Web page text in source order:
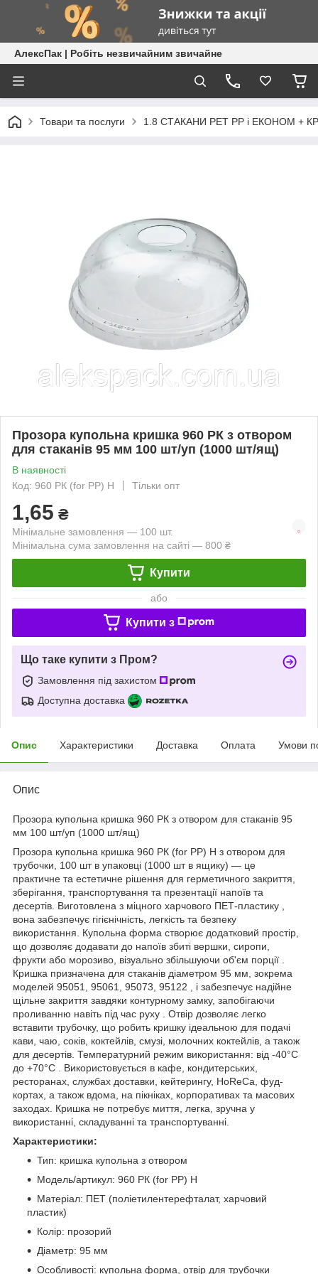
АлексПак | Робіть незвичайним звичайне
Товари та послуги 1.8 СТАКАНИ РЕТ РР і ЕКОНОМ +
Прозора купольна кришка 960 РК з отвором
для стаканів 95 мм 100 шт/уп (1000 шт/ящ)
В наявності
Код: 960 РК (for PP) Н
Тільки опт
1,65 ₴
Мінімальне замовлення — 100 шт.
Мінімальна сума замовлення на сайті — 800 ₴
Купити
або
Купити з
Що таке купити з Пром?
Замовлення під захистом
Доступна доставка
Опис Характеристики Доставка Оплата Умови
Опис
Прозора купольна кришка 960 РК з отвором для стаканів 95
мм 100 шт/уп (1000 шт/ящ)
Прозора купольна кришка 960 РК (for PP) Н з отвором для
трубочки, 100 шт в упаковці (1000 шт в ящику) — це
практичне та естетичне рішення для герметичного закриття,
зберігання, транспортування та презентації напоїв та
десертів. Виготовлена з міцного харчового ПЕТ-пластику ,
вона забезпечує гігієнічність, легкість та безпеку
використання. Купольна форма створює додатковий простір,
що дозволяє додавати до напоїв збиті вершки, сиропи,
фрукти або морозиво, візуально збільшуючи об'єм порції .
Кришка призначена для стаканів діаметром 95 мм, зокрема
моделей 95051, 95061, 95073, 95122 , і забезпечує надійне
щільне закриття завдяки контурному замку, запобігаючи
проливанню навіть під час руху . Отвір дозволяє легко
вставити трубочку, що робить кришку ідеальною для подачі
кави, чаю, соків, коктейлів, смузі, молочних коктейлів, а також
для десертів. Температурний режим використання: від -40°С
до +70°С . Використовується в кафе, кондитерських,
ресторанах, службах доставки, кейтерингу, HoReCa, фуд-
кортах, а також вдома, на пікніках, корпоративах та масових
заходах. Кришка не потребує миття, легка, зручна у
використанні, складуванні та транспортуванні.
Характеристики:
Тип: кришка купольна з отвором
Модель/артикул: 960 РК (for PP) Н
Матеріал: ПЕТ (поліетилентерефталат, харчовий
пластик)
Колір: прозорий
Діаметр: 95 мм
Особливості: купольна форма, отвір для трубочки